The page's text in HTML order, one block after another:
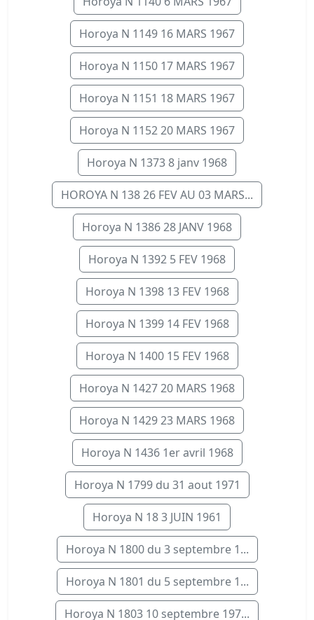
Horoya N 1149 16 MARS 1967
Horoya N 1150 17 MARS 1967
Horoya N 1151 18 MARS 1967
Horoya N 1152 20 MARS 1967
Horoya N 1373 8 janv 1968
HOROYA N 138 26 FEV AU 03 MARS...
Horoya N 1386 28 JANV 1968
Horoya N 1392 5 FEV 1968
Horoya N 1398 13 FEV 1968
Horoya N 1399 14 FEV 1968
Horoya N 1400 15 FEV 1968
Horoya N 1427 20 MARS 1968
Horoya N 1429 23 MARS 1968
Horoya N 1436 1er avril 1968
Horoya N 1799 du 31 aout 1971
Horoya N 18 3 JUIN 1961
Horoya N 1800 du 3 septembre 1...
Horoya N 1801 du 5 septembre 1...
Horoya N 1803 10 septembre 197...